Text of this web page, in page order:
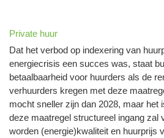
Private huur
Dat het verbod op indexering van
energiecrisis een succes was, staat
betaalbaarheid voor huurders als de
verhuurders kregen met deze
mocht sneller zijn dan 2028, maar het
deze maatregel structureel ingang zal
worden (energie)kwaliteit en huurprijs